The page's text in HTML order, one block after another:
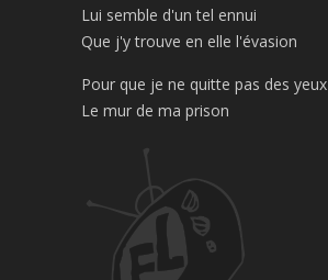
Lui semble d'un tel ennui
Que j'y trouve en elle l'évasion
Pour que je ne quitte pas des yeux
Le mur de ma prison